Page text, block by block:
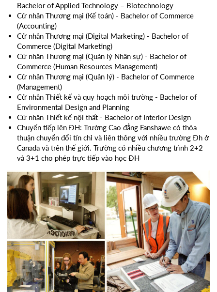
Bachelor of Applied Technology – Biotechnology
Cử nhân Thương mại (Kế toán) - Bachelor of Commerce
(Accounting)
Cử nhân Thương mại (Digital Marketing) - Bachelor of
Commerce (Digital Marketing)
Cử nhân Thương mại (Quản lý Nhân sự) - Bachelor of
Commerce (Human Resources Management)
Cử nhân Thương mại (Quản lý) - Bachelor of Commerce
(Management)
Cử nhân Thiết kế và quy hoạch môi trường - Bachelor of
Environmental Design and Planning
Cử nhân Thiết kế nội thất - Bachelor of Interior Design
Chuyển tiếp lên ĐH: Trường Cao đẳng Fanshawe có thỏa
thuận chuyển đổi tín chỉ và liên thông với nhiều trường Đh ở
Canada và trên thế giới. Trường có nhiều chương trình 2+2
và 3+1 cho phép trực tiếp vào học ĐH